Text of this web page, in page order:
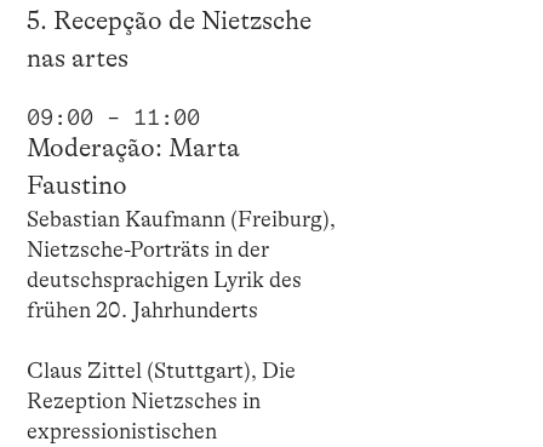
5. Recepção de Nietzsche
nas artes
09:00 – 11:00
Moderação: Marta
Faustino
Sebastian Kaufmann (Freiburg),
Nietzsche-Porträts in der
deutschsprachigen Lyrik des
frühen 20. Jahrhunderts
Claus Zittel (Stuttgart), Die
Rezeption Nietzsches in
expressionistischen